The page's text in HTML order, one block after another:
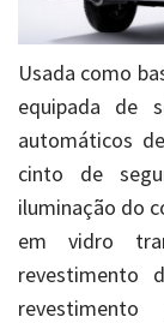
Usada como
equipada de
automáticos
cinto de
iluminação do
em vidro
revestimento